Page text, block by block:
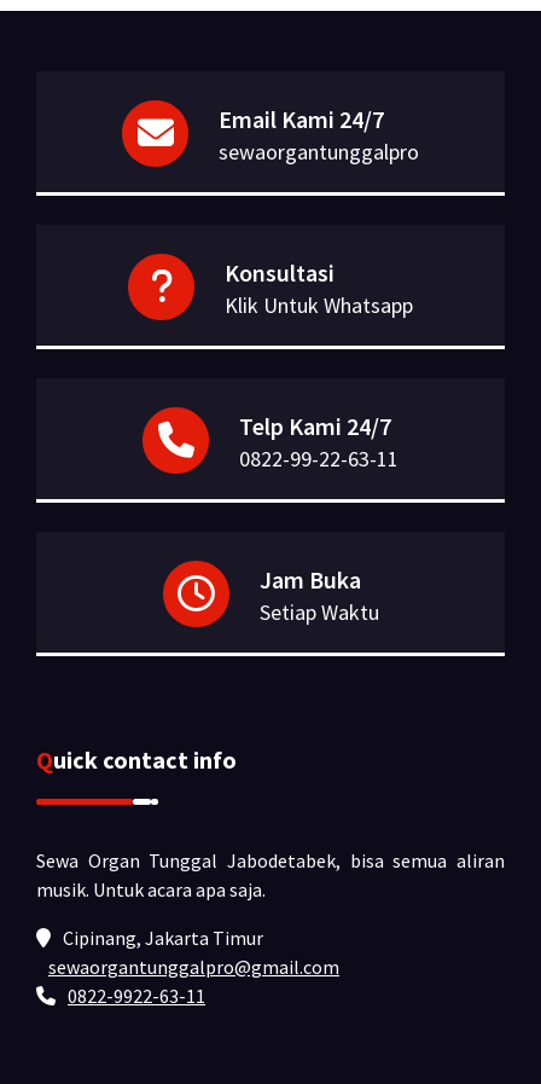
Email Kami 24/7
sewaorgantunggalpro
Konsultasi
Klik Untuk Whatsapp
Telp Kami 24/7
0822-99-22-63-11
Jam Buka
Setiap Waktu
Quick contact info
Sewa Organ Tunggal Jabodetabek, bisa semua aliran
musik. Untuk acara apa saja.
Cipinang, Jakarta Timur
sewaorgantunggalpro@gmail.com
0822-9922-63-11